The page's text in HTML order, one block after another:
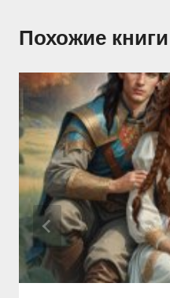
Похожие книги